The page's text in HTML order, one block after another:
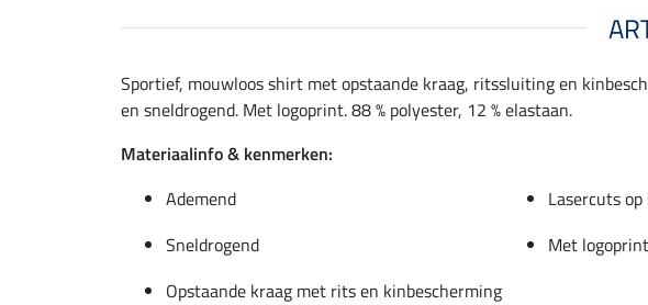
Sportief, mouwloos shirt met opstaande kraag, ritssluiting en
en sneldrogend. Met logoprint. 88 % polyester, 12 % elastaan.
Materiaalinfo & kenmerken:
Ademend
Lasercuts
Sneldrogend
Met logoprint
Opstaande kraag met rits en kinbescherming